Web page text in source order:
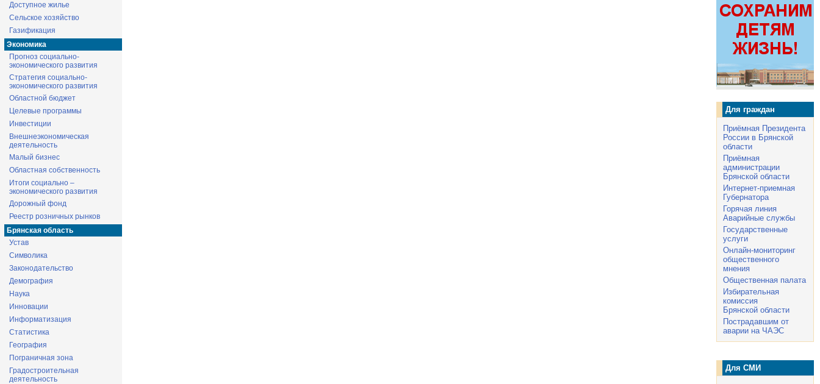
Доступное жилье
Сельское хозяйство
Газификация
Экономика
Прогноз социально-
экономического развития
Стратегия социально-
экономического развития
Областной бюджет
Целевые программы
Инвестиции
Внешнеэкономическая
деятельность
Малый бизнес
Областная собственность
Итоги социально –
экономического развития
Дорожный фонд
Реестр розничных рынков
Брянская область
Устав
Символика
Законодательство
Демография
Наука
Инновации
Информатизация
Статистика
География
Пограничная зона
Градостроительная
деятельность
Для граждан
Приёмная Президента
России в Брянской
области
Приёмная
администрации
Брянской области
Интернет-приемная
Губернатора
Горячая линия
Аварийные службы
Государственные
услуги
Онлайн-мониторинг
общественного
мнения
Общественная палата
Избирательная
комиссия
Брянской области
Пострадавшим от
аварии на ЧАЭС
Для СМИ